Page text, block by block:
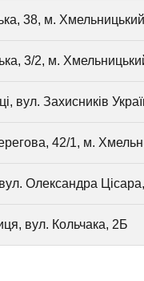
38, м. Хмельницький
3/2, м.
вул. Захисників
42/1, м.
Олександра
вул. Кольчака, 2Б